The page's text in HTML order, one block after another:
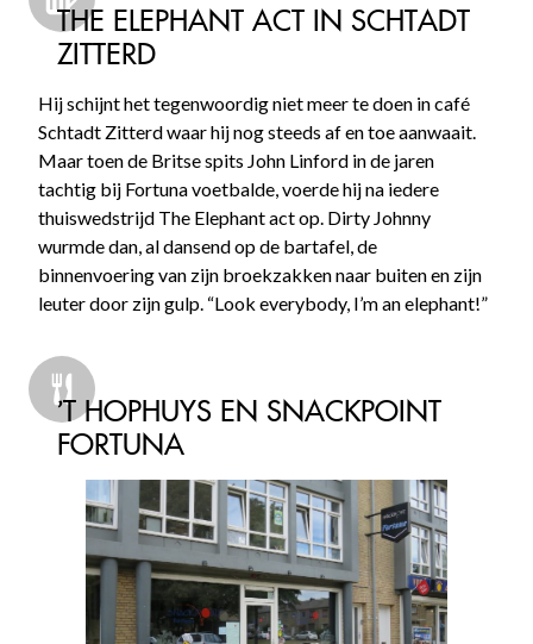
THE ELEPHANT ACT IN SCHTADT
ZITTERD
Hij schijnt het tegenwoordig niet meer te doen in café
Schtadt Zitterd waar hij nog steeds af en toe aanwaait.
Maar toen de Britse spits John Linford in de jaren
tachtig bij Fortuna voetbalde, voerde hij na iedere
thuiswedstrijd The Elephant act op. Dirty Johnny
wurmde dan, al dansend op de bartafel, de
binnenvoering van zijn broekzakken naar buiten en zijn
leuter door zijn gulp. “Look everybody, I’m an elephant!”
’T HOPHUYS EN SNACKPOINT
FORTUNA